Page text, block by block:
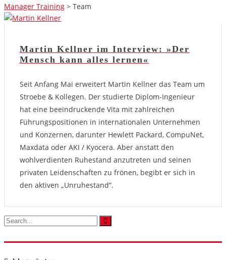
Manager Training > Team
Martin Kellner im Interview: »Der
Mensch kann alles lernen«
Seit Anfang Mai erweitert Martin Kellner das Team um
Stroebe & Kollegen. Der studierte Diplom-Ingenieur
hat eine beeindruckende Vita mit zahlreichen
Führungspositionen in internationalen Unternehmen
und Konzernen, darunter Hewlett Packard, CompuNet,
Maxdata oder AKI / Kyocera. Aber anstatt den
wohlverdienten Ruhestand anzutreten und seinen
privaten Leidenschaften zu frönen, begibt er sich in
den aktiven „Unruhestand“.